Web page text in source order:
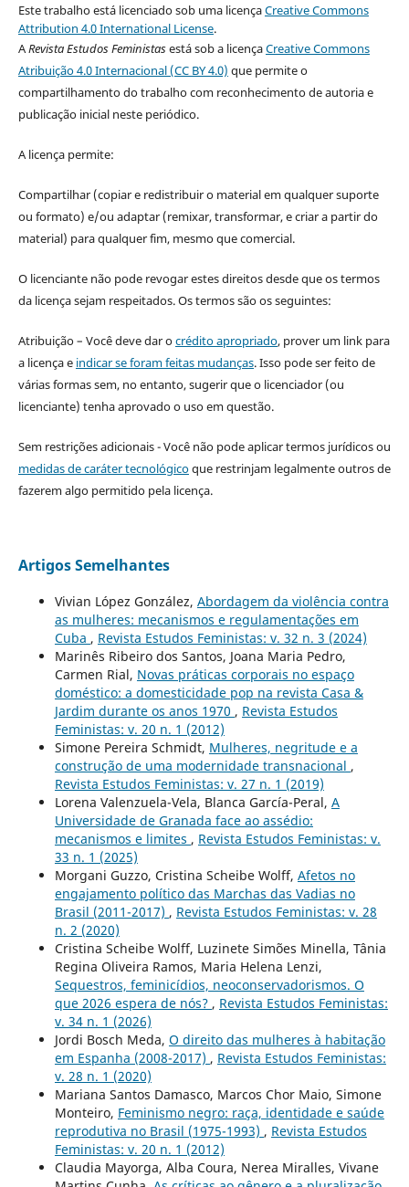
Este trabalho está licenciado sob uma licençaCreative Commons
Attribution 4.0 International License.
ARevista Estudos Feministasestá sob a licençaCreative Commons
Atribuição 4.0 Internacional (CC BY 4.0) que permite o
compartilhamento do trabalho com reconhecimento de autoria e
publicação inicial neste periódico.
A licença permite:
Compartilhar (copiar e redistribuir o material em qualquer suporte
ou formato) e/ou adaptar (remixar, transformar, e criar a partir do
material) para qualquer fim, mesmo que comercial.
O licenciante não pode revogar estes direitos desde que os termos
da licença sejam respeitados. Os termos são os seguintes:
Atribuição – Você deve dar ocrédito apropriado, prover um link para
a licença e indicar se foram feitas mudanças. Isso pode ser feito de
várias formas sem, no entanto, sugerir que o licenciador (ou
licenciante) tenha aprovado o uso em questão.
Sem restrições adicionais - Você não pode aplicar termos jurídicos ou
medidas de caráter tecnológicoque restrinjam legalmente outros de
fazerem algo permitido pela licença.
Artigos Semelhantes
Vivian López González, Abordagem da violência contra
as mulheres: mecanismos e regulamentações em
Cuba , Revista Estudos Feministas: v. 32 n. 3 (2024)
Marinês Ribeiro dos Santos, Joana Maria Pedro,
Carmen Rial, Novas práticas corporais no espaço
doméstico: a domesticidade pop na revista Casa &
Jardim durante os anos 1970 , Revista Estudos
Feministas: v. 20 n. 1 (2012)
Simone Pereira Schmidt, Mulheres, negritude e a
construção de uma modernidade transnacional ,
Revista Estudos Feministas: v. 27 n. 1 (2019)
Lorena Valenzuela-Vela, Blanca García-Peral, A
Universidade de Granada face ao assédio:
mecanismos e limites , Revista Estudos Feministas: v.
33 n. 1 (2025)
Morgani Guzzo, Cristina Scheibe Wolff, Afetos no
engajamento político das Marchas das Vadias no
Brasil (2011-2017) , Revista Estudos Feministas: v. 28
n. 2 (2020)
Cristina Scheibe Wolff, Luzinete Simões Minella, Tânia
Regina Oliveira Ramos, Maria Helena Lenzi,
Sequestros, feminicídios, neoconservadorismos. O
que 2026 espera de nós? , Revista Estudos Feministas:
v. 34 n. 1 (2026)
Jordi Bosch Meda, O direito das mulheres à habitação
em Espanha (2008-2017) , Revista Estudos Feministas:
v. 28 n. 1 (2020)
Mariana Santos Damasco, Marcos Chor Maio, Simone
Monteiro, Feminismo negro: raça, identidade e saúde
reprodutiva no Brasil (1975-1993) , Revista Estudos
Feministas: v. 20 n. 1 (2012)
Claudia Mayorga, Alba Coura, Nerea Miralles, Vivane